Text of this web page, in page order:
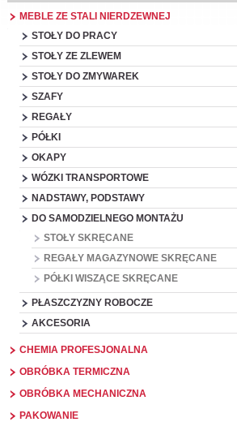
MEBLE ZE STALI NIERDZEWNEJ
STOŁY DO PRACY
STOŁY ZE ZLEWEM
STOŁY DO ZMYWAREK
SZAFY
REGAŁY
PÓŁKI
OKAPY
WÓZKI TRANSPORTOWE
NADSTAWY, PODSTAWY
DO SAMODZIELNEGO MONTAŻU
STOŁY SKRĘCANE
REGAŁY MAGAZYNOWE SKRĘCANE
PÓŁKI WISZĄCE SKRĘCANE
PŁASZCZYZNY ROBOCZE
AKCESORIA
CHEMIA PROFESJONALNA
OBRÓBKA TERMICZNA
OBRÓBKA MECHANICZNA
PAKOWANIE